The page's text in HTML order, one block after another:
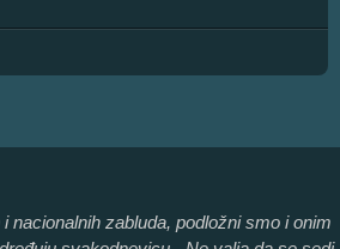
nacionalnih zabluda, podložni smo i onim